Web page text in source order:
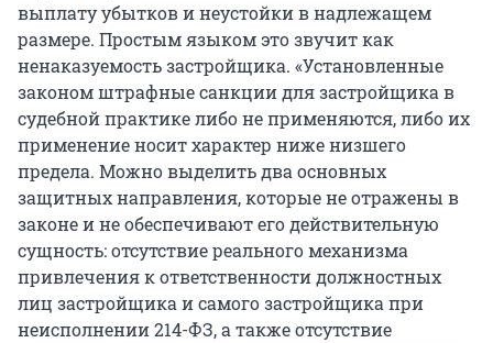
выплату убытков и неустойки в надлежащем
размере. Простым языком это звучит как
ненаказуемость застройщика. «Установленные
законом штрафные санкции для застройщика в
судебной практике либо не применяются, либо их
применение носит характер ниже низшего
предела. Можно выделить два основных
защитных направления, которые не отражены в
законе и не обеспечивают его действительную
сущность: отсутствие реального механизма
привлечения к ответственности должностных
лиц застройщика и самого застройщика при
неисполнении 214-ФЗ, а также отсутствие